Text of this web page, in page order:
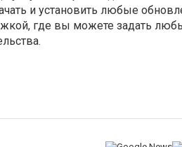
и установить любые
где вы можете задать